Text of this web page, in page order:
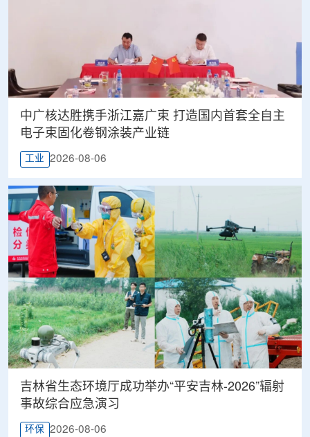
中广核达胜携手浙江嘉广束 打造国内首套全自主
电子束固化卷钢涂装产业链
工业 2026-08-06
吉林省生态环境厅成功举办“平安吉林-2026”辐射
事故综合应急演习
环保 2026-08-06